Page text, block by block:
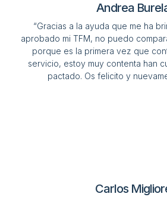
Andrea
“Gracias a la ayuda que me ha
aprobado mi TFM, no puedo
porque es la primera vez que
servicio, estoy muy contenta han
pactado. Os felicito y
Carlos